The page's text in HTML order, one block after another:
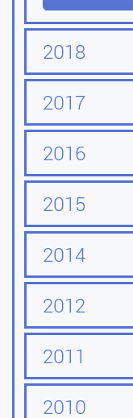
2018
2017
2016
2015
2014
2012
2011
2010